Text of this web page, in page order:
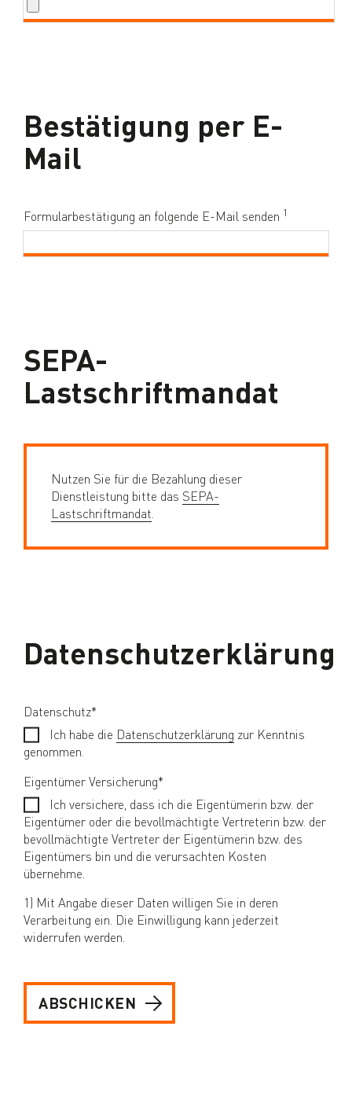
Bestätigung per E-
Mail
Formularbestätigung an folgende E-Mail senden 1
SEPA-
Lastschriftmandat
Nutzen Sie für die Bezahlung dieser
Dienstleistung bitte das SEPA-
Lastschriftmandat.
Datenschutzerklärung
Datenschutz*
Ich habe die Datenschutzerklärung zur Kenntnis
genommen.
Eigentümer Versicherung*
Ich versichere, dass ich die Eigentümerin bzw. der
Eigentümer oder die bevollmächtigte Vertreterin bzw. der
bevollmächtigte Vertreter der Eigentümerin bzw. des
Eigentümers bin und die verursachten Kosten
übernehme.
1) Mit Angabe dieser Daten willigen Sie in deren
Verarbeitung ein. Die Einwilligung kann jederzeit
widerrufen werden.
ABSCHICKEN